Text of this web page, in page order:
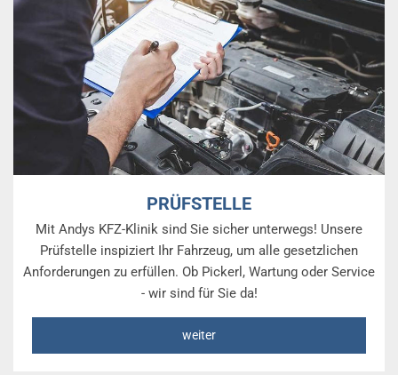
PRÜFSTELLE
Mit Andys KFZ-Klinik sind Sie sicher unterwegs! Unsere
Prüfstelle inspiziert Ihr Fahrzeug, um alle gesetzlichen
Anforderungen zu erfüllen. Ob Pickerl, Wartung oder Service
- wir sind für Sie da!
weiter